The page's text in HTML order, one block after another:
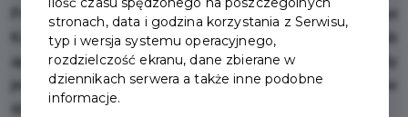
Pozostałe osoby, które posiadają tylko Pakiet
Komunikacyjny i zalogują się w portalu plockarta.eu lub
aplikacji Płockarta, mogą kupować bilety
jednoprzejazdowe przesiadkowe (czasowe) i okresowe w
standardowych cenach.
stronach, data i godzina korzystania z Serwisu,
typ i wersja systemu operacyjnego,
rozdzielczość ekranu, dane zbierane w
dziennikach serwera a także inne podobne
informacje.